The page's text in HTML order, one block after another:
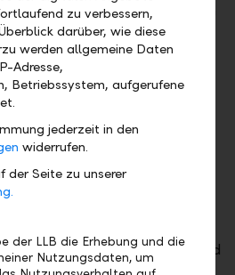
wie dem EU Green
Beispiele hierfür sind
Energien, zur
oder zur
und -kontrolle.
hat die LLB den Fonds
Global Passiv (USD)"
in ein breit
und setzt dabei die
innovativen Titelauswahl
Fonds die
zu fokussieren und
Anlagechancen zu nutzen.
zu verbessern,
darüber, wie diese
werden allgemeine Daten
Adresse,
Betriebssystem, aufgerufene
jederzeit in den
widerrufen.
der Seite zu unserer
der LLB die Erhebung und die
Nutzungsdaten, um